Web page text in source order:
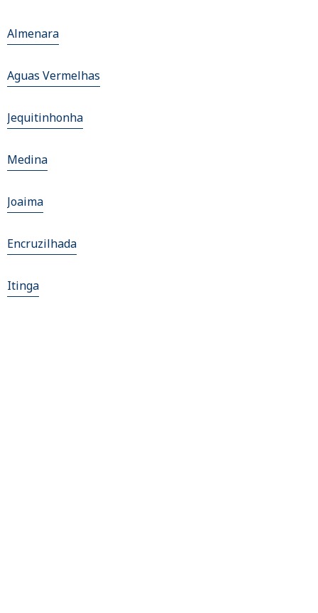
Almenara
Aguas Vermelhas
Jequitinhonha
Medina
Joaima
Encruzilhada
Itinga